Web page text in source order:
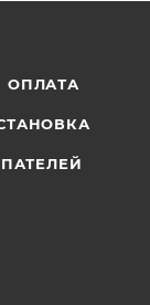
ОПЛАТА